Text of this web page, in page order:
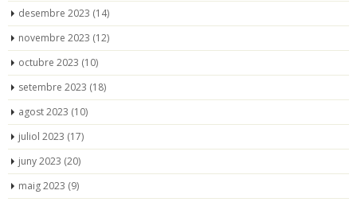
desembre 2023 (14)
novembre 2023 (12)
octubre 2023 (10)
setembre 2023 (18)
agost 2023 (10)
juliol 2023 (17)
juny 2023 (20)
maig 2023 (9)